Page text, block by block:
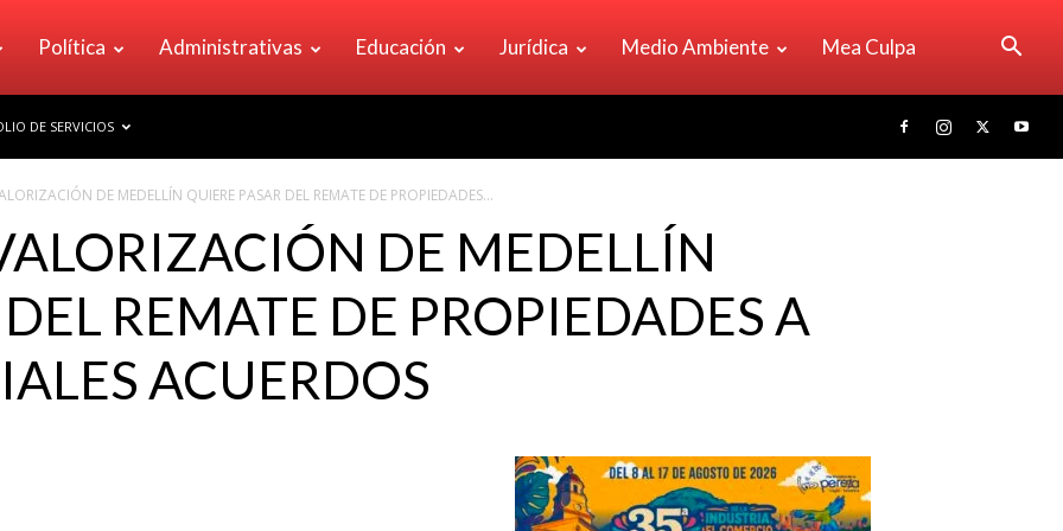
Política Administrativas Educación Jurídica Medio Ambiente Mea Culpa
DE SERVICIOS
DE MEDELLÍN QUIERE PASAR DEL REMATE DE PROPIEDADES...
DE MEDELLÍN
REMATE DE PROPIEDADES A
ACUERDOS